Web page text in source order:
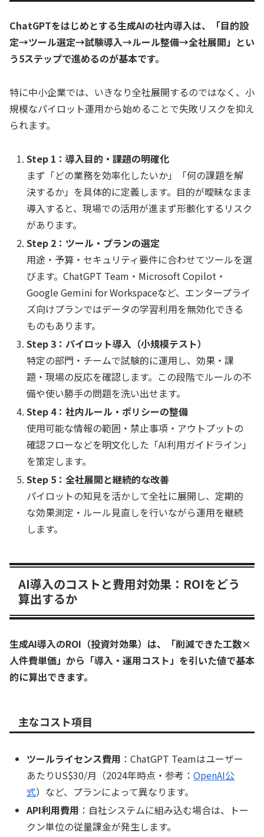
ChatGPTをはじめとする生成AIの社内導入は、「目的設
定→ツール選定→試験導入→ルール整備→全社展開」とい
う5ステップで進めるのが基本です。
特に中小企業では、いきなり全社展開するのではなく、小
規模なパイロット運用から始めることで失敗リスクを抑え
られます。
Step 1：導入目的・課題の明確化
まず「どの業務を効率化したいか」「何の課題を解
決するか」を具体的に定義します。目的が曖昧なまま
導入すると、現場での活用が進まず形骸化するリスク
があります。
Step 2：ツール・プランの選定
用途・予算・セキュリティ要件に合わせてツールを選
びます。ChatGPT Team・Microsoft Copilot・
Google Gemini for Workspaceなど、エンタープライ
ズ向けプランではデータの学習利用を無効化できる
ものもあります。
Step 3：パイロット導入（小規模テスト）
特定の部門・チームで試験的に運用し、効果・課
題・現場の反応を確認します。この段階でルールの不
備や使い勝手の問題を洗い出せます。
Step 4：社内ルール・ポリシーの整備
使用可能な情報の範囲・禁止事項・アウトプットの
確認フローなどを明文化した「AI利用ガイドライン」
を策定します。
Step 5：全社展開と継続的な改善
パイロットの知見を活かして全社に展開し、定期的
な効果測定・ルール見直しを行いながら運用を継続
します。
AI導入のコストと費用対効果：ROIをどう
算出するか
生成AI導入のROI（投資対効果）は、「削減できた工数×
人件費単価」から「導入・運用コスト」を引いた値で基本
的に算出できます。
主なコスト項目
ツールライセンス費用 ：ChatGPT Teamはユーザー
あたりUS$30/月（2024年時点・参考：OpenAI公
式）など、プランによって異なります。
API利用費用 ：自社システムに組み込む場合は、トー
クン単位の従量課金が発生します。